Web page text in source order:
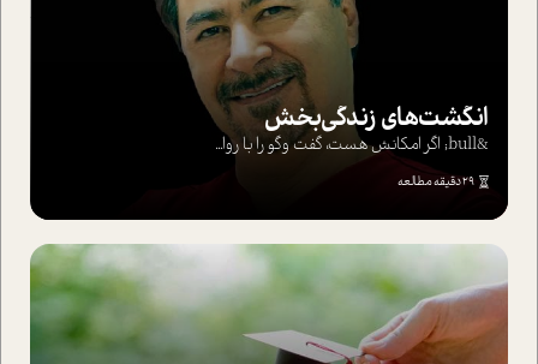
انگشت‌های‌ زندگی‌بخش
&bull; اگر امکانش هست، گفت وگو را با روا...
29 دقیقه مطالعه